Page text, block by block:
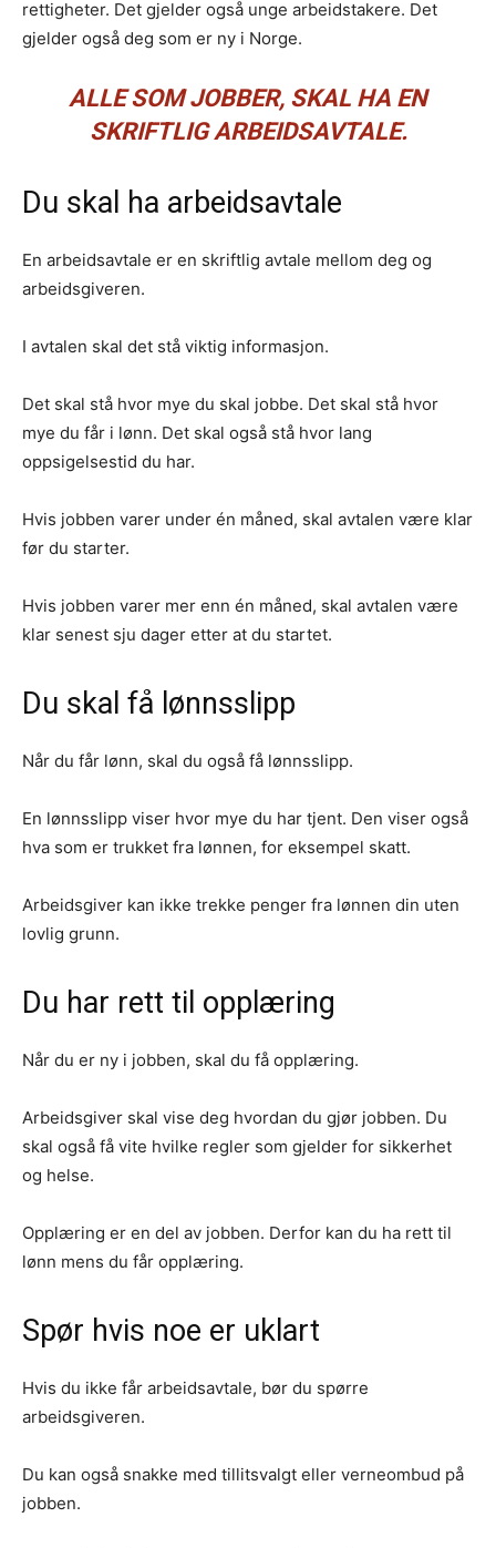
rettigheter. Det gjelder også unge arbeidstakere. Det
gjelder også deg som er ny i Norge.
ALLE SOM JOBBER, SKAL HA EN
SKRIFTLIG ARBEIDSAVTALE.
Du skal ha arbeidsavtale
En arbeidsavtale er en skriftlig avtale mellom deg og
arbeidsgiveren.
I avtalen skal det stå viktig informasjon.
Det skal stå hvor mye du skal jobbe. Det skal stå hvor
mye du får i lønn. Det skal også stå hvor lang
oppsigelsestid du har.
Hvis jobben varer under én måned, skal avtalen være klar
før du starter.
Hvis jobben varer mer enn én måned, skal avtalen være
klar senest sju dager etter at du startet.
Du skal få lønnsslipp
Når du får lønn, skal du også få lønnsslipp.
En lønnsslipp viser hvor mye du har tjent. Den viser også
hva som er trukket fra lønnen, for eksempel skatt.
Arbeidsgiver kan ikke trekke penger fra lønnen din uten
lovlig grunn.
Du har rett til opplæring
Når du er ny i jobben, skal du få opplæring.
Arbeidsgiver skal vise deg hvordan du gjør jobben. Du
skal også få vite hvilke regler som gjelder for sikkerhet
og helse.
Opplæring er en del av jobben. Derfor kan du ha rett til
lønn mens du får opplæring.
Spør hvis noe er uklart
Hvis du ikke får arbeidsavtale, bør du spørre
arbeidsgiveren.
Du kan også snakke med tillitsvalgt eller verneombud på
jobben.